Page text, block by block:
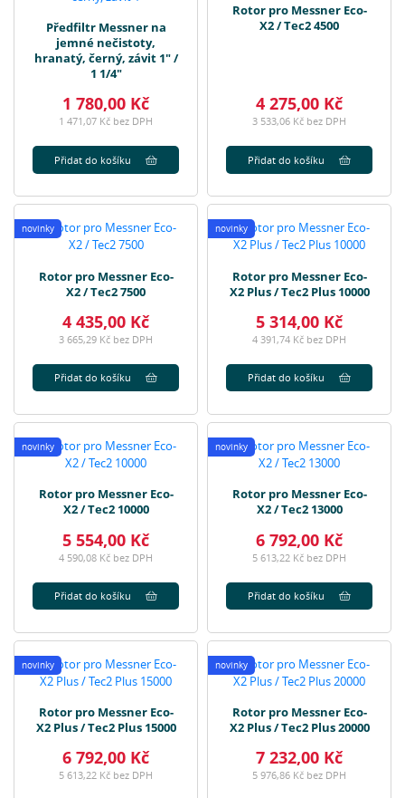
Předfiltr Messner na
jemné nečistoty,
hranatý, černý, závit 1" /
1 1/4"
1 780,00 Kč
1 471,07 Kč bez DPH
Přidat do košíku
Rotor pro Messner Eco-
X2 / Tec2 4500
4 275,00 Kč
3 533,06 Kč bez DPH
Přidat do košíku
novinky
Rotor pro Messner Eco-
X2 / Tec2 7500
4 435,00 Kč
3 665,29 Kč bez DPH
Přidat do košíku
novinky
Rotor pro Messner Eco-
X2 Plus / Tec2 Plus 10000
5 314,00 Kč
4 391,74 Kč bez DPH
Přidat do košíku
novinky
Rotor pro Messner Eco-
X2 / Tec2 10000
5 554,00 Kč
4 590,08 Kč bez DPH
Přidat do košíku
novinky
Rotor pro Messner Eco-
X2 / Tec2 13000
6 792,00 Kč
5 613,22 Kč bez DPH
Přidat do košíku
novinky
Rotor pro Messner Eco-
X2 Plus / Tec2 Plus 15000
6 792,00 Kč
5 613,22 Kč bez DPH
novinky
Rotor pro Messner Eco-
X2 Plus / Tec2 Plus 20000
7 232,00 Kč
5 976,86 Kč bez DPH